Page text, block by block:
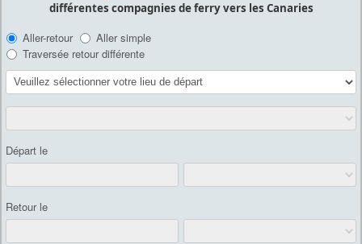
différentes compagnies de ferry vers les Canaries